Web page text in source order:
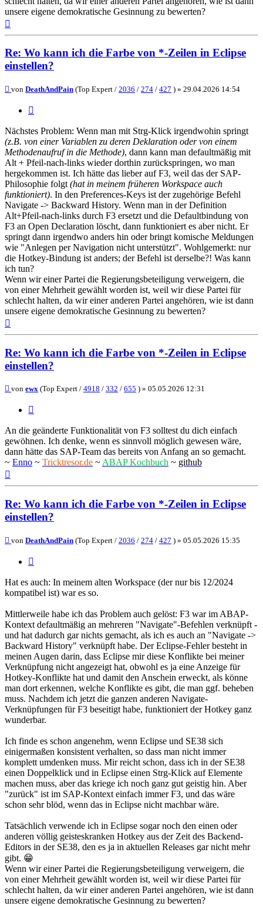
unsere eigene demokratische Gesinnung zu bewerten?
Re: Wo kann ich die Farbe von *-Zeilen in Eclipse
einstellen?
Beitrag
von DeathAndPain (Top Expert / 2036 / 274 / 427 ) » 29.04.2026 14:54
Nächstes Problem: Wenn man mit Strg-Klick irgendwohin springt
(z.B. von einer Variablen zu deren Deklaration oder von einem
Methodenaufruf in die Methode), dann kann man defaultmäßig mit
Alt + Pfeil-nach-links wieder dorthin zurückspringen, wo man
hergekommen ist. Ich hätte das lieber auf F3, weil das der SAP-
Philosophie folgt (hat in meinem früheren Workspace auch
funktioniert). In den Preferences-Keys ist der zugehörige Befehl
Navigate -> Backward History. Wenn man in der Definition
Alt+Pfeil-nach-links durch F3 ersetzt und die Defaultbindung von
F3 an Open Declaration löscht, dann funktioniert es aber nicht. Er
springt dann irgendwo anders hin oder bringt komische Meldungen
wie "Anlegen per Navigation nicht unterstützt". Wohlgemerkt: nur
die Hotkey-Bindung ist anders; der Befehl ist derselbe?! Was kann
ich tun?
Wenn wir einer Partei die Regierungsbeteiligung verweigern, die
von einer Mehrheit gewählt worden ist, weil wir diese Partei für
schlecht halten, da wir einer anderen Partei angehören, wie ist dann
unsere eigene demokratische Gesinnung zu bewerten?
Re: Wo kann ich die Farbe von *-Zeilen in Eclipse
einstellen?
Beitrag
von ewx (Top Expert / 4918 / 332 / 655 ) » 05.05.2026 12:31
An die geänderte Funktionalität von F3 solltest du dich einfach
gewöhnen. Ich denke, wenn es sinnvoll möglich gewesen wäre,
dann hätte das SAP-Team das bereits von Anfang an so gemacht.
~ Enno ~ Tricktresor.de ~ABAP Kochbuch ~ github
oben
Re: Wo kann ich die Farbe von *-Zeilen in Eclipse
einstellen?
Beitrag
von DeathAndPain (Top Expert / 2036 / 274 / 427 ) » 05.05.2026 15:35
Hat es auch: In meinem alten Workspace (der nur bis 12/2024
kompatibel ist) war es so.
Mittlerweile habe ich das Problem auch gelöst: F3 war im ABAP-
Kontext defaultmäßig an mehreren "Navigate"-Befehlen verknüpft -
und hat dadurch gar nichts gemacht, als ich es auch an "Navigate ->
Backward History" verknüpft habe. Der Eclipse-Fehler besteht in
meinen Augen darin, dass Eclipse mir diese Konflikte bei meiner
Verknüpfung nicht angezeigt hat, obwohl es ja eine Anzeige für
Hotkey-Konflikte hat und damit den Anschein erweckt, als könne
man dort erkennen, welche Konflikte es gibt, die man ggf. beheben
muss. Nachdem ich jetzt die ganzen anderen Navigate-
Verknüpfungen für F3 beseitigt habe, funktioniert der Hotkey ganz
wunderbar.
Ich finde es schon angenehm, wenn Eclipse und SE38 sich
einigermaßen konsistent verhalten, so dass man nicht immer
komplett umdenken muss. Mir reicht schon, dass ich in der SE38
einen Doppelklick und in Eclipse einen Strg-Klick auf Elemente
machen muss, aber das kriege ich noch ganz gut geistig hin. Aber
"zurück" ist im SAP-Kontext einfach immer F3, und das wäre
schon sehr blöd, wenn das in Eclipse nicht machbar wäre.
Tatsächlich verwende ich in Eclipse sogar noch den einen oder
anderen völlig geisteskranken Hotkey aus der Zeit des Backend-
Editors in der SE38, den es ja in aktuellen Releases gar nicht mehr
gibt. 😁
Wenn wir einer Partei die Regierungsbeteiligung verweigern, die
von einer Mehrheit gewählt worden ist, weil wir diese Partei für
schlecht halten, da wir einer anderen Partei angehören, wie ist dann
unsere eigene demokratische Gesinnung zu bewerten?